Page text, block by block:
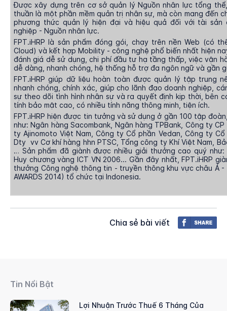
Được xây dựng trên cơ sở quản lý Nguồn nhân lực tổng thể,
thuần là một phần mềm quản trị nhân sự, mà còn mang đến
phương thức quản lý hiện đại và hiệu quả đối với tài sản
nghiệp - Nguồn nhân lực.
FPT.iHRP là sản phẩm đóng gói, chạy trên nền Web (có
Cloud) và kết hợp Mobility - công nghệ phổ biến nhất hiện
đánh giá dễ sử dụng, chi phí đầu tư hạ tầng thấp, việc vận
dễ dàng, nhanh chóng, hệ thống hỗ trợ đa ngôn ngữ và gần
FPT.iHRP giúp dữ liệu hoàn toàn được quản lý tập trung
nhanh chóng, chính xác, giúp cho lãnh đạo doanh nghiệp,
sự theo dõi tình hình nhân sự và ra quyết định kịp thời, bên
tính bảo mật cao, có nhiều tính năng thông minh, tiện ích.
FPT.iHRP hiện được tin tưởng và sử dụng ở gần 100 tập
như: Ngân hàng Sacombank, Ngân hàng TPBank, Công ty
ty Ajinomoto Việt Nam, Công ty Cổ phần Vedan, Công ty
Dty vv Cơ khí hàng hhn PTSC, Tổng công ty Khí Việt Nam,
… Sản phẩm đã giành được nhiều giải thưởng cao quý như:
Huy chương vàng ICT VN 2006... Gần đây nhất, FPT.iHRP
thưởng Công nghệ thông tin - truyền thông khu vực châu Á -
AWARDS 2014) tổ chức tại Indonesia.
Chia sẻ bài viết
Tin Nổi Bật
Lợi Nhuận Trước Thuế 6 Tháng Của